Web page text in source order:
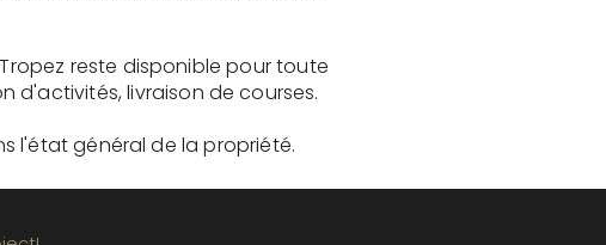
reste disponible pour toute
livraison de courses.
l'état général de la propriété.